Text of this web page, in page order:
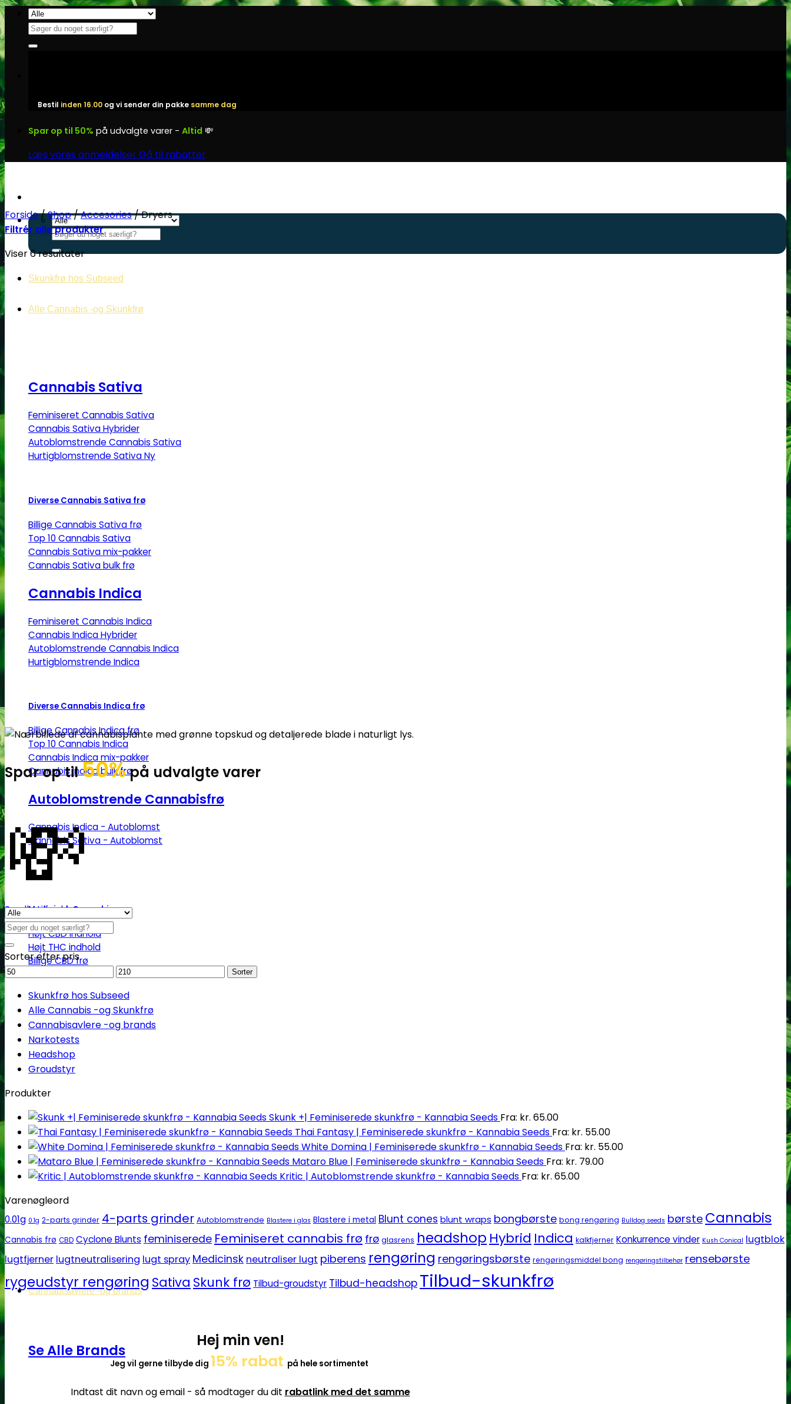
Fortsæt
indhold
Søg
efter:
Bestil inden 16.00 og vi sender din pakke samme dag
Spar op til 50% på udvalgte varer - Altid 💸
Læs vores anmeldelserGå til rabatter
Søg
efter:
Skunkfrø hos Subseed
Alle Cannabis -og Skunkfrø
Cannabis Sativa
Feminiseret Cannabis Sativa
Cannabis Sativa Hybrider
Autoblomstrende Cannabis Sativa
Hurtigblomstrende Sativa
Diverse Cannabis Sativa frø
Billige Cannabis Sativa frø
Top 10 Cannabis Sativa
Cannabis Sativa mix-pakker
Cannabis Sativa bulk frø
Cannabis Indica
Feminiseret Cannabis Indica
Cannabis Indica Hybrider
Autoblomstrende Cannabis Indica
Hurtigblomstrende Indica
Diverse Cannabis Indica frø
Billige Cannabis Indica frø
Top 10 Cannabis Indica
Cannabis Indica mix-pakker
Cannabis Indica bulk frø
Autoblomstrende Cannabisfrø
Cannabis Indica - Autoblomst
Cannabis Sativa - Autoblomst
Medicinsk Cannabis
Højt CBD indhold
Højt THC indhold
Billige CBD frø
Cannabisavlere -og brands
Se Alle Brands
Forside/Shop/Accesories/Dryers
Filtrér alle produkter
Viser 6 resultater
Spar op til50%på udvalgte varer
💸
Se alle tilbud her
Søg
efter:
Sorter efter pris
Mindstepris
Maks.
Sorter
Skunkfrø hos Subseed
Alle Cannabis -og Skunkfrø
Cannabisavlere -og brands
Narkotests
Headshop
Groudstyr
Produkter
Skunk +| Feminiserede skunkfrø - Kannabia Seeds Fra: kr. 65.00
Thai Fantasy | Feminiserede skunkfrø - Kannabia Seeds Fra: kr. 55.00
White Domina | Feminiserede skunkfrø - Kannabia Seeds Fra: kr. 55.00
Mataro Blue | Feminiserede skunkfrø - Kannabia Seeds Fra: kr. 79.00
Kritic | Autoblomstrende skunkfrø - Kannabia Seeds Fra: kr. 65.00
Varenøgleord
0.01g 0.1g 2-parts grinder 4-parts grinder Autoblomstrende Blastere i glas Blastere i metal Blunt cones blunt wraps bongbørste bong rengøring Bulldog seeds børste Cannabis
Cannabis frø CBD Cyclone Blunts feminiserede Feminiseret cannabis frø frø glasrens headshop Hybrid Indica kalkfjerner Konkurrence vinder Kush Conical lugtblok
lugtfjerner lugtneutralisering lugt spray Medicinsk neutraliser lugt piberens rengøring rengøringsbørste rengøringsmiddel bong rengøringstilbehør rensebørste
rygeudstyr rengøring Sativa Skunk frø Tilbud-groudstyr Tilbud-headshop Tilbud-skunkfrø
Hej min ven!
Jeg vil gerne tilbyde dig 15% rabat på hele sortimentet
Indtast dit navn og email - så modtager du dit rabatlink med det samme